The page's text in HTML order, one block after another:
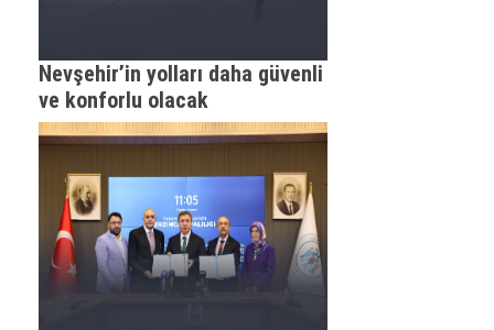
Nevşehir’in yolları daha güvenli
ve konforlu olacak